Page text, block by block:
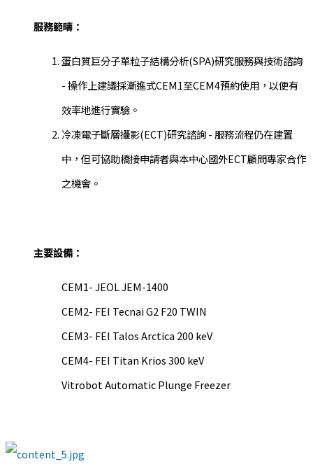
服務範疇：
蛋白質巨分子單粒子結構分析(SPA)研究服務與技術諮詢
- 操作上建議採漸進式CEM1至CEM4預約使用，以便有
效率地進行實驗。
冷凍電子斷層攝影(ECT)研究諮詢 - 服務流程仍在建置
中，但可協助橋接申請者與本中心國外ECT顧問專家合作
之機會。
主要設備：
CEM1- JEOL JEM-1400
CEM2- FEI Tecnai G2 F20 TWIN
CEM3- FEI Talos Arctica 200 keV
CEM4- FEI Titan Krios 300 keV
Vitrobot Automatic Plunge Freezer